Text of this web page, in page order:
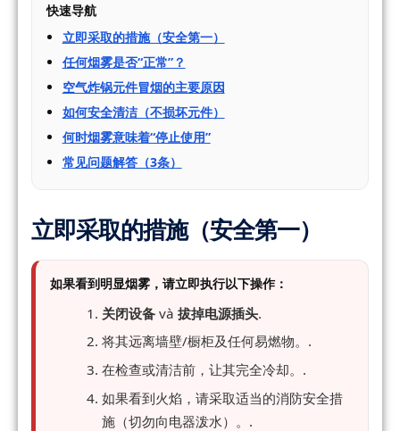
快速导航
立即采取的措施（安全第一）
任何烟雾是否“正常”？
空气炸锅元件冒烟的主要原因
如何安全清洁（不损坏元件）
何时烟雾意味着“停止使用”
常见问题解答（3条）
立即采取的措施（安全第一）
如果看到明显烟雾，请立即执行以下操作：
关闭设备và 拔掉电源插头.
将其远离墙壁/橱柜及任何易燃物。.
在检查或清洁前，让其完全冷却。.
如果看到火焰，请采取适当的消防安全措
施（切勿向电器泼水）。.